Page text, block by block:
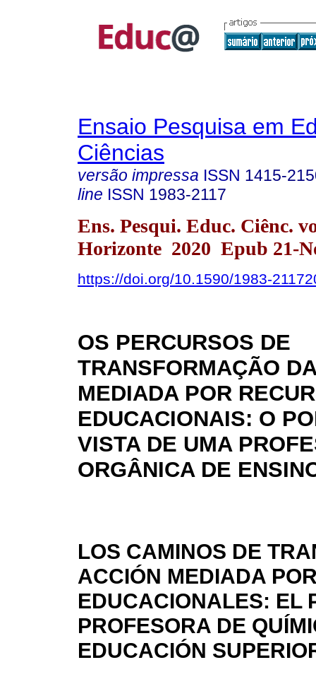
Ensaio Pesquisa em
Ciências
versão impressa ISSN 1415-
line ISSN 1983-2117
Ens. Pesqui. Educ. Ciênc.
Horizonte 2020 Epub 21-
https://doi.org/10.1590/1983-
OS PERCURSOS DE
TRANSFORMAÇÃO
MEDIADA POR
EDUCACIONAIS: O
VISTA DE UMA
ORGÂNICA DE
LOS CAMINOS DE
ACCIÓN MEDIADA
EDUCACIONALES: EL
PROFESORA DE
EDUCACIÓN